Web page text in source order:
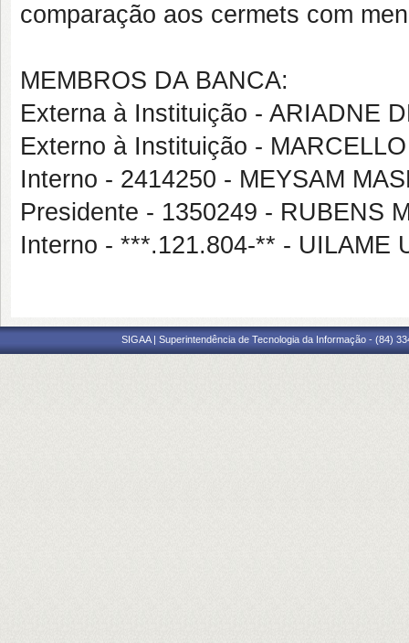
comparação aos cermets com
MEMBROS DA BANCA:
Externa à Instituição - ARIADNE
Externo à Instituição -
Interno - 2414250 - MEYSAM
Presidente - 1350249 - RUBENS
Interno - ***.121.804-** - UILAME
SIGAA | Superintendência de Tecnologia da Informação - (84)